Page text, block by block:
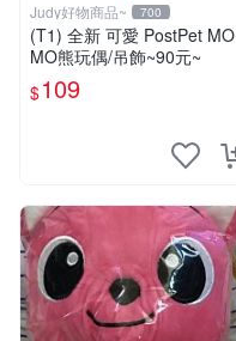
Judy好物商品~ 700
(T1) 全新 可愛 PostPet MO
MO熊玩偶/吊飾~90元~
$109